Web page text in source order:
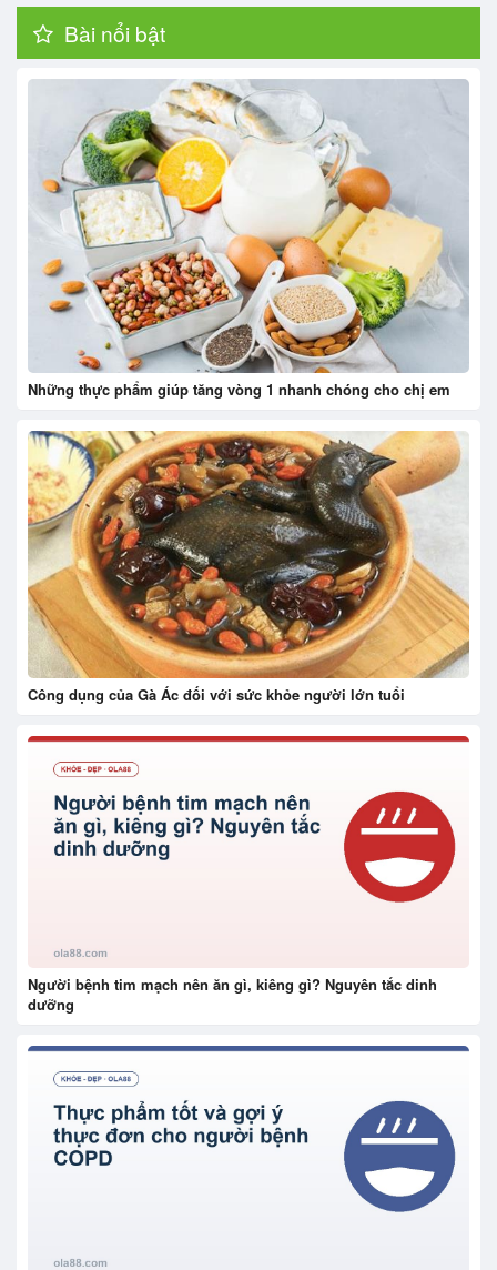
Bài nổi bật
Những thực phẩm giúp tăng vòng 1 nhanh chóng cho chị em
Công dụng của Gà Ác đối với sức khỏe người lớn tuổi
Người bệnh tim mạch nên ăn gì, kiêng gì? Nguyên tắc dinh
dưỡng